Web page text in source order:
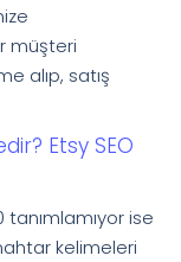
müşteri
alıp, satış
Etsy SEO
tanımlamıyor ise
kelimeleri